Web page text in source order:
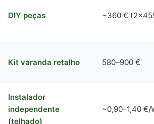
DIY peças ~360 €
Kit varanda retalho 580–900 €
Instalador
independente
(telhado)
~0,90–1,40 €/